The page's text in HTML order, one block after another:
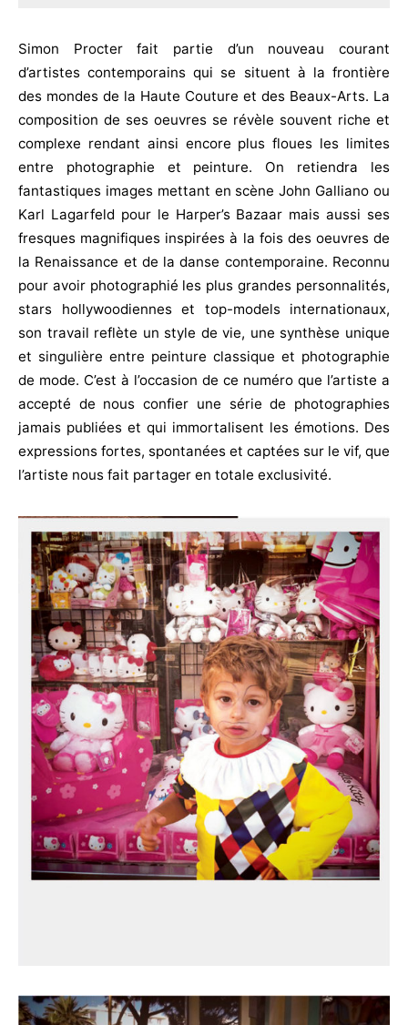
Simon Procter fait partie d’un nouveau courant
d’artistes contemporains qui se situent à la frontière
des mondes de la Haute Couture et des Beaux-Arts. La
composition de ses oeuvres se révèle souvent riche et
complexe rendant ainsi encore plus floues les limites
entre photographie et peinture. On retiendra les
fantastiques images mettant en scène John Galliano ou
Karl Lagarfeld pour le Harper’s Bazaar mais aussi ses
fresques magnifiques inspirées à la fois des oeuvres de
la Renaissance et de la danse contemporaine. Reconnu
pour avoir photographié les plus grandes personnalités,
stars hollywoodiennes et top-models internationaux,
son travail reflète un style de vie, une synthèse unique
et singulière entre peinture classique et photographie
de mode. C’est à l’occasion de ce numéro que l’artiste a
accepté de nous confier une série de photographies
jamais publiées et qui immortalisent les émotions. Des
expressions fortes, spontanées et captées sur le vif, que
l’artiste nous fait partager en totale exclusivité.